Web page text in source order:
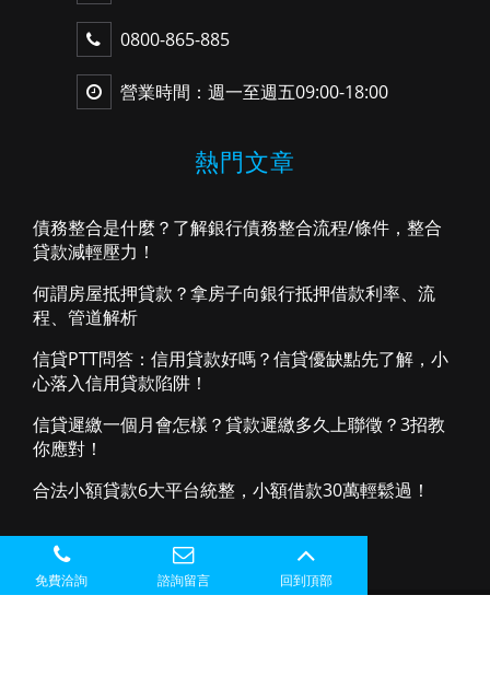
0800-865-885
營業時間：週一至週五09:00-18:00
熱門文章
債務整合是什麼？了解銀行債務整合流程/條件，整合
貸款減輕壓力！
何謂房屋抵押貸款？拿房子向銀行抵押借款利率、流
程、管道解析
信貸PTT問答：信用貸款好嗎？信貸優缺點先了解，小
心落入信用貸款陷阱！
信貸遲繳一個月會怎樣？貸款遲繳多久上聯徵？3招教
你應對！
合法小額貸款6大平台統整，小額借款30萬輕鬆過！
免費洽詢 諮詢留言 回到頂部